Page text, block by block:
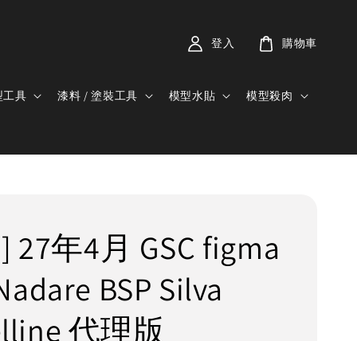
工具 漆料 / 塗裝工具 模型水貼 模型殺肉
登入 購物車
27年4月 GSC figma
BSP Silva
代理版